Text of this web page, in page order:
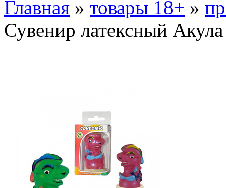
Главная » товары 18+ »
Сувенир латексный Акула